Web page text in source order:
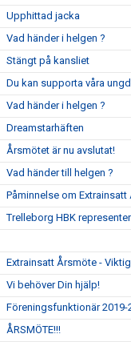
Upphittad jacka
Vad händer i helgen ?
Stängt på kansliet
Du kan supporta våra
Vad händer i helgen ?
Dreamstarhäften
Årsmötet är nu avslutat!
Vad händer till helgen ?
Påminnelse om
Trelleborg HBK
Extrainsatt Årsmöte -
Vi behöver Din hjälp!
Föreningsfunktionär 2019-
ÅRSMÖTE!!!